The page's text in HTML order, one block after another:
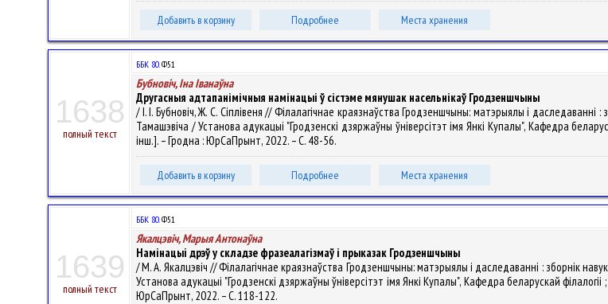
Добавить в корзину Подробнее Места хранения
1638
полный текст
ББК 80.Ф51
Бубновіч, Іна Іванаўна
Другасныя адтапанімічныя намінацыі ў сістэме мянушак насельнікаў Гродзеншчыны
/ І. І. Бубновіч, Ж. С. Сіплівеня // Філалагічнае краязнаўства Гродзеншчыны: матэрыялы і
Тамашэвіча / Установа адукацыі "Гродзенскі дзяржаўны ўніверсітэт імя Янкі Купалы", Кафедра
інш.]. – Гродна : ЮрСаПрынт, 2022. – С. 48-56.
Добавить в корзину Подробнее Места хранения
1639
полный текст
ББК 80.Ф51
Якалцэвіч, Марыя Антонаўна
Намінацыі дрэў у складзе фразеалагізмаў і прыказак Гродзеншчыны
/ М. А. Якалцэвіч // Філалагічнае краязнаўства Гродзеншчыны: матэрыялы і даследаванні : зборнік
Установа адукацыі "Гродзенскі дзяржаўны ўніверсітэт імя Янкі Купалы", Кафедра беларускай
ЮрСаПрынт, 2022. – С. 118-122.